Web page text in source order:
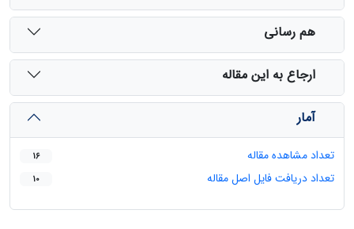
هم رسانی
ارجاع به این مقاله
آمار
تعداد مشاهده مقاله 16
تعداد دریافت فایل اصل مقاله 10